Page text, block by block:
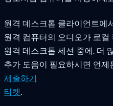
원격 데스크톱 클라이언트에
원격 컴퓨터의 오디오가 로
원격 데스크톱 세션 중에. 더
추가 도움이 필요하시면 언
제출하기
티켓.